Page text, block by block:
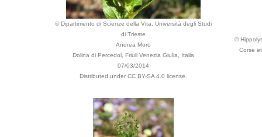
© Dipartimento di Scienze della Vita, Università degli Studi
di Trieste
Andrea Moro
Dolina di Percedol, Friuli Venezia Giulia, Italia
07/03/2014
Distributed under CC BY-SA 4.0 license.
©
Corse